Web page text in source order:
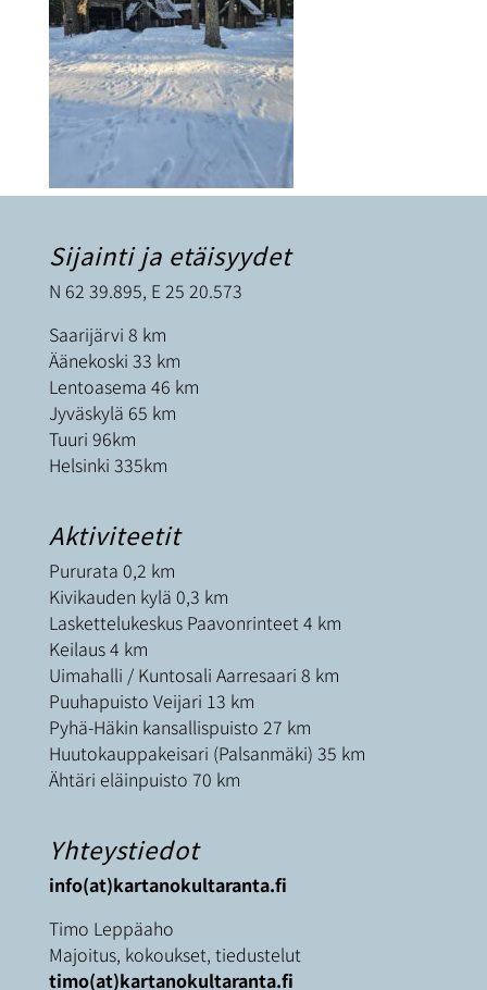
Sijainti ja etäisyydet
N 62 39.895, E 25 20.573
Saarijärvi 8 km
Äänekoski 33 km
Lentoasema 46 km
Jyväskylä 65 km
Tuuri 96km
Helsinki 335km
Aktiviteetit
Pururata 0,2 km
Kivikauden kylä 0,3 km
Laskettelukeskus Paavonrinteet 4 km
Keilaus 4 km
Uimahalli / Kuntosali Aarresaari 8 km
Puuhapuisto Veijari 13 km
Pyhä-Häkin kansallispuisto 27 km
Huutokauppakeisari (Palsanmäki) 35 km
Ähtäri eläinpuisto 70 km
Yhteystiedot
info(at)kartanokultaranta.fi
Timo Leppäaho
Majoitus, kokoukset, tiedustelut
timo(at)kartanokultaranta.fi